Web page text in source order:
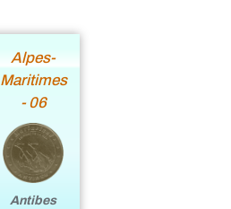
Alpes-
Maritimes
- 06
Antibes